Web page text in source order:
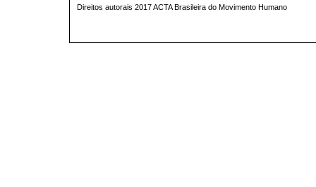
Direitos autorais 2017 ACTA Brasileira do Movimento Humano